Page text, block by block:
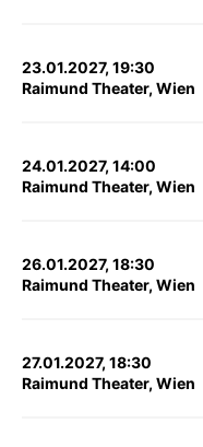
23.01.2027, 19:30
Raimund Theater, Wien
24.01.2027, 14:00
Raimund Theater, Wien
26.01.2027, 18:30
Raimund Theater, Wien
27.01.2027, 18:30
Raimund Theater, Wien